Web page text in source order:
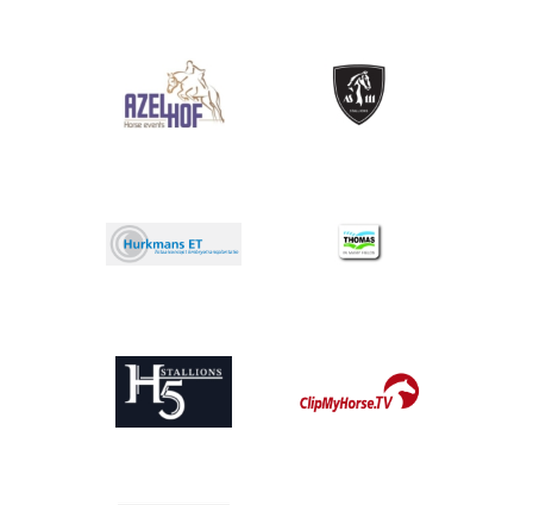
Afbeelding Afbeelding
Afbeelding
Afbeelding